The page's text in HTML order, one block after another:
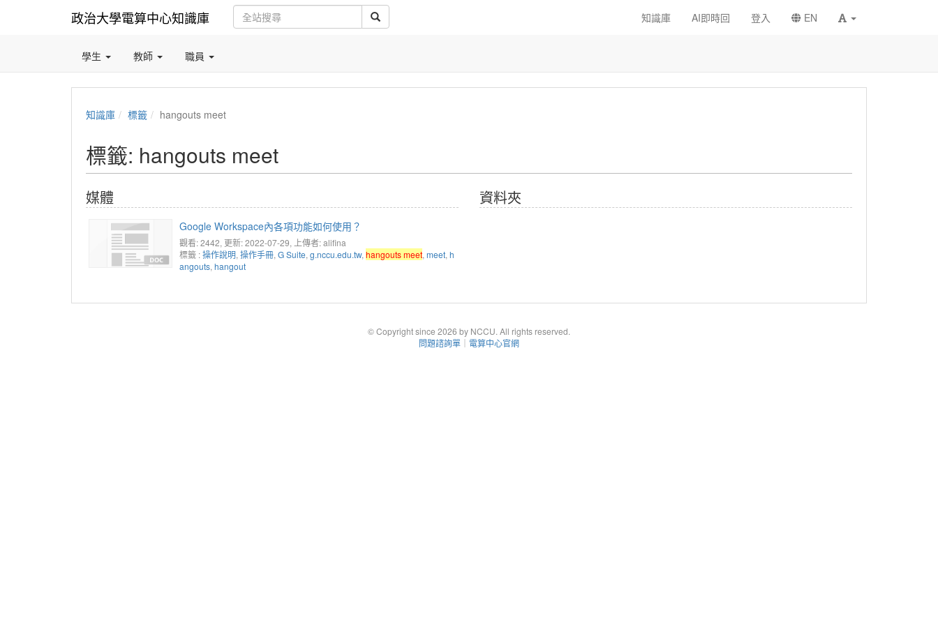
政治大學電算中心知識庫 知識庫 AI即時回 登入 EN
學生 教師 職員
知識庫 標籤 hangouts meet
標籤: hangouts meet
媒體
Google Workspace內各項功能如何使用？
觀看: 2442, 更新: 2022-07-29, 上傳者: alifina
標籤 :操作說明, 操作手冊, G Suite, g.nccu.edu.tw, hangouts meet, meet, h
angouts, hangout
資料夾
© Copyright since 2026 by NCCU. All rights reserved.
問題諮詢單 ｜ 電算中心官網